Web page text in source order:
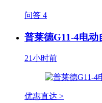
问答 4
普莱德G11-4电
21小时前
优惠直达 >